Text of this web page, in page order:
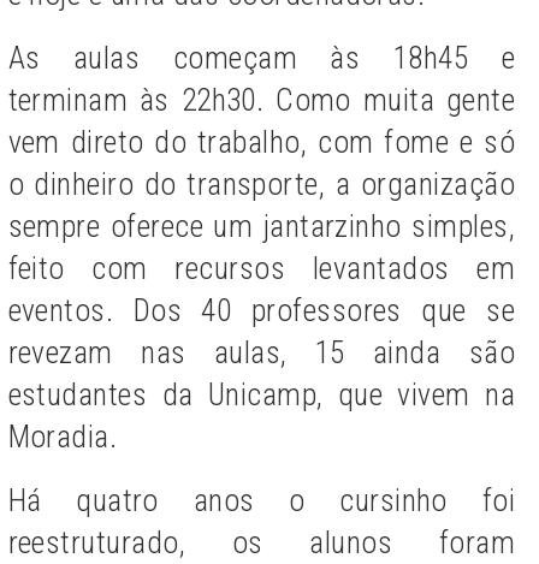
As aulas começam às 18h45 e
terminam às 22h30. Como muita gente
vem direto do trabalho, com fome e só
o dinheiro do transporte, a organização
sempre oferece um jantarzinho simples,
feito com recursos levantados em
eventos. Dos 40 professores que se
revezam nas aulas, 15 ainda são
estudantes da Unicamp, que vivem na
Moradia.
Há quatro anos o cursinho foi
reestruturado, os alunos foram